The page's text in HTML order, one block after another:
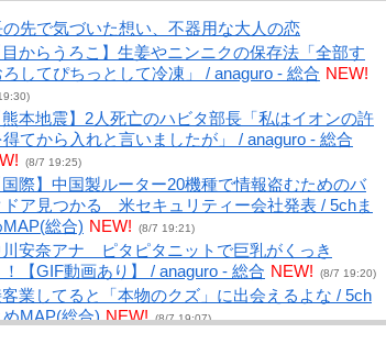
の先で気づいた想い、不器用な大人の恋
目からうろこ】生姜やニンニクの保存法「全部す
ろしてぴちっとして冷凍」 / anaguro - 総合 NEW!
熊本地震】2人死亡のハビタ部長「私はイオンの許
てから入れと言いましたが」 / anaguro - 総合
(8/7 19:25)
国際】中国製ルーター20機種で情報盗むためのバ
ドア見つかる 米セキュリティー会社発表 / 5chま
MAP(総合) NEW! (8/7 19:21)
安奈アナ ピタピタニットで巨乳がくっき
！【GIF動画あり】 / anaguro - 総合 NEW! (8/7 19:20)
業してると「本物のクズ」に出会えるよな / 5ch
MAP(総合) NEW! (8/7 19:07)